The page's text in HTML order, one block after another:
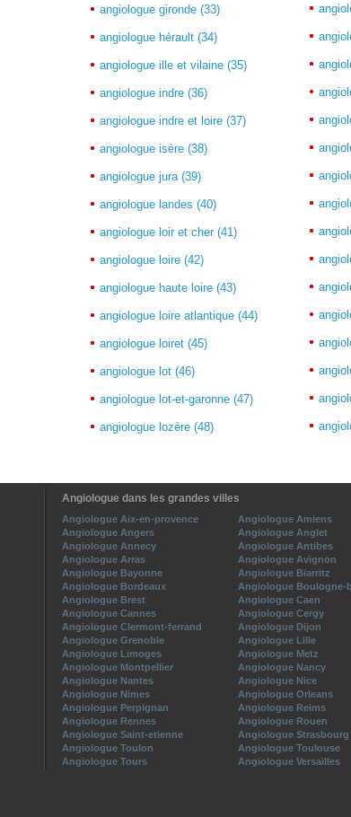
angiologue gironde (33)
angiologue hérault (34)
angiologue ille et vilaine (35)
angiologue indre (36)
angiologue indre et loire (37)
angiologue isère (38)
angiologue jura (39)
angiologue landes (40)
angiologue loir et cher (41)
angiologue loire (42)
angiologue haute loire (43)
angiologue loire atlantique (44)
angiologue loiret (45)
angiologue lot (46)
angiologue lot-et-garonne (47)
angiologue lozère (48)
Angiologue dans les grandes villes
Angiologue Aix-en-provence
Angiologue Amiens
Angiologue Angers
Angiologue Anglet
Angiologue Annecy
Angiologue Antibes
Angiologue Arras
Angiologue Avignon
Angiologue Bayonne
Angiologue Biarritz
Angiologue Bordeaux
Angiologue Boulogne-
Angiologue Brest
Angiologue Caen
Angiologue Cannes
Angiologue Cergy
Angiologue Clermont-ferrand
Angiologue Dijon
Angiologue Grenoble
Angiologue Lille
Angiologue Limoges
Angiologue Metz
Angiologue Montpellier
Angiologue Nancy
Angiologue Nantes
Angiologue Nice
Angiologue Nimes
Angiologue Orleans
Angiologue Perpignan
Angiologue Reims
Angiologue Rennes
Angiologue Rouen
Angiologue Saint-etienne
Angiologue Strasbourg
Angiologue Toulon
Angiologue Toulouse
Angiologue Tours
Angiologue Versailles